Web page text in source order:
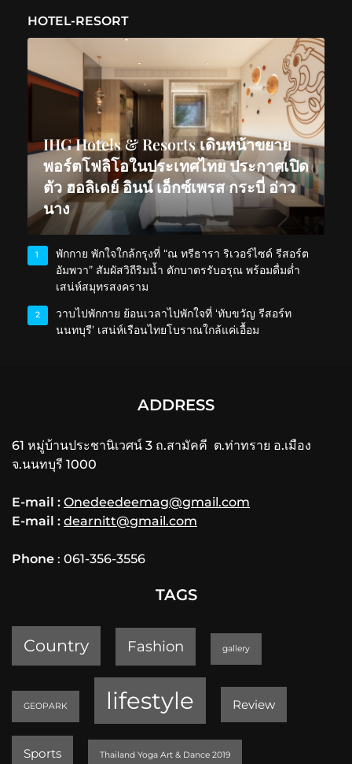
HOTEL-RESORT
IHG Hotels & Resorts เดินหน้าขยาย
พอร์ตโฟลิโอในประเทศไทย ประกาศเปิด
ตัว ฮอลิเดย์ อินน์ เอ็กซ์เพรส กระบี่ อ่าว
นาง
1
พักกาย พักใจใกล้กรุงที่ “ณ ทรีธารา ริเวอร์ไซด์ รีสอร์ต
อัมพวา” สัมผัสวิถีริมน้ำ ตักบาตรรับอรุณ พร้อมดื่มด่ำ
เสน่ห์สมุทรสงคราม
2
วาบไปพักกาย ย้อนเวลาไปพักใจที่ ‘ทับขวัญ รีสอร์ท
นนทบุรี’ เสน่ห์เรือนไทยโบราณใกล้แค่เอื้อม
ADDRESS
61 หมู่บ้านประชานิเวศน์ 3 ถ.สามัคคี ต.ท่าทราย อ.เมือง
จ.นนทบุรี 1000
E-mail : Onedeedeemag@gmail.com
E-mail : dearnitt@gmail.com
Phone : 061-356-3556
TAGS
Country Fashion gallery
GEOPARK lifestyle Review
Sports Thailand Yoga Art & Dance 2019